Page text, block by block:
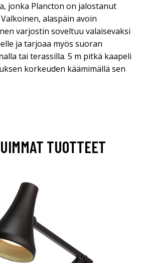
jonka Plancton on jalostanut
alaspäin avoin
varjostin soveltuu valaisevaksi
ja tarjoaa myös suoran
tai terassilla. 5 m pitkä kaapeli
korkeuden käämimällä sen
TUOTTEET